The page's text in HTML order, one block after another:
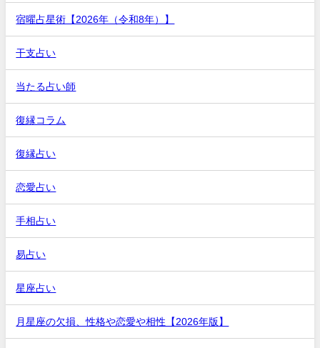
宿曜占星術【2026年（令和8年）】
干支占い
当たる占い師
復縁コラム
復縁占い
恋愛占い
手相占い
易占い
星座占い
月星座の欠損、性格や恋愛や相性【2026年版】